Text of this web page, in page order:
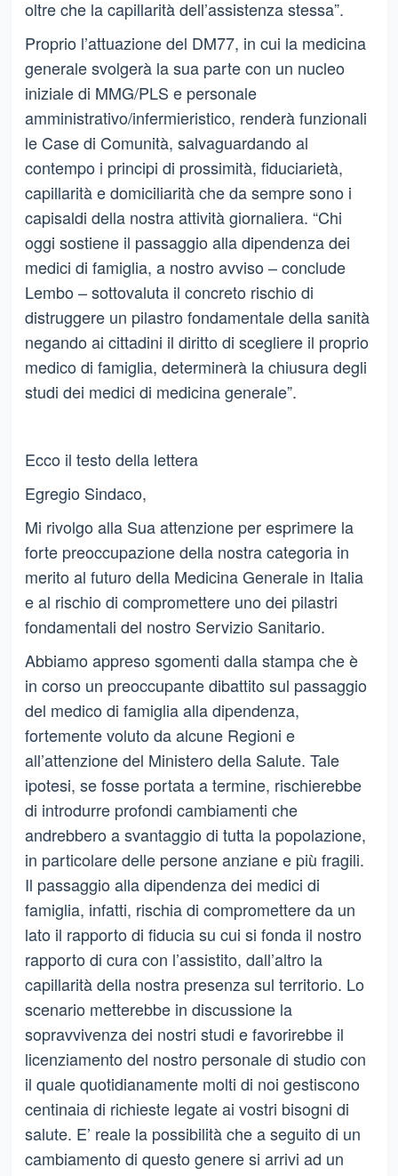
oltre che la capillarità dell’assistenza stessa”.
Proprio l’attuazione del DM77, in cui la medicina
generale svolgerà la sua parte con un nucleo
iniziale di MMG/PLS e personale
amministrativo/infermieristico, renderà funzionali
le Case di Comunità, salvaguardando al
contempo i principi di prossimità, fiduciarietà,
capillarità e domiciliarità che da sempre sono i
capisaldi della nostra attività giornaliera. “Chi
oggi sostiene il passaggio alla dipendenza dei
medici di famiglia, a nostro avviso – conclude
Lembo – sottovaluta il concreto rischio di
distruggere un pilastro fondamentale della sanità
negando ai cittadini il diritto di scegliere il proprio
medico di famiglia, determinerà la chiusura degli
studi dei medici di medicina generale”.
Ecco il testo della lettera
Egregio Sindaco,
Mi rivolgo alla Sua attenzione per esprimere la
forte preoccupazione della nostra categoria in
merito al futuro della Medicina Generale in Italia
e al rischio di compromettere uno dei pilastri
fondamentali del nostro Servizio Sanitario.
Abbiamo appreso sgomenti dalla stampa che è
in corso un preoccupante dibattito sul passaggio
del medico di famiglia alla dipendenza,
fortemente voluto da alcune Regioni e
all’attenzione del Ministero della Salute. Tale
ipotesi, se fosse portata a termine, rischierebbe
di introdurre profondi cambiamenti che
andrebbero a svantaggio di tutta la popolazione,
in particolare delle persone anziane e più fragili.
Il passaggio alla dipendenza dei medici di
famiglia, infatti, rischia di compromettere da un
lato il rapporto di fiducia su cui si fonda il nostro
rapporto di cura con l’assistito, dall’altro la
capillarità della nostra presenza sul territorio. Lo
scenario metterebbe in discussione la
sopravvivenza dei nostri studi e favorirebbe il
licenziamento del nostro personale di studio con
il quale quotidianamente molti di noi gestiscono
centinaia di richieste legate ai vostri bisogni di
salute. E’ reale la possibilità che a seguito di un
cambiamento di questo genere si arrivi ad un